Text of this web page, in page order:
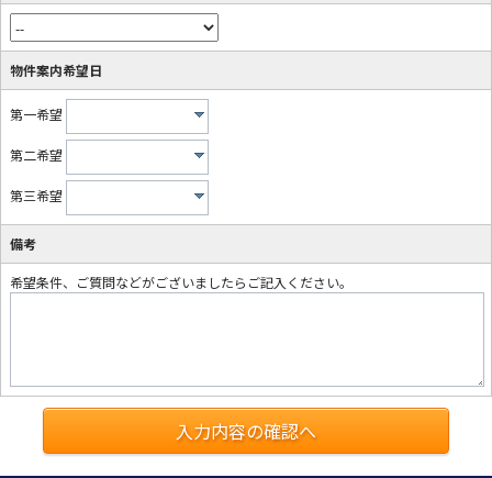
物件案内希望日
第一希望
第二希望
第三希望
備考
希望条件、ご質問などがございましたらご記入ください。
入力内容の確認へ